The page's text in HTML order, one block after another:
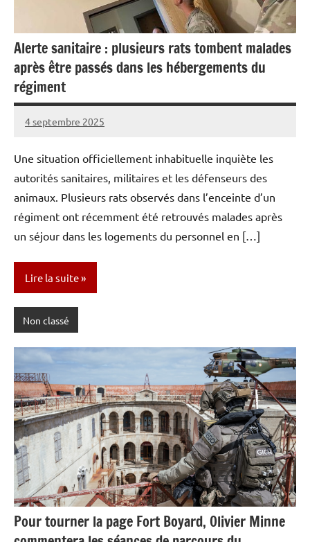
Alerte sanitaire : plusieurs rats tombent malades
après être passés dans les hébergements du
régiment
4 septembre 2025
Caporal
Aucun
Une situation officiellement inhabituelle inquiète les
autorités sanitaires, militaires et les défenseurs des
animaux. Plusieurs rats observés dans l’enceinte d’un
régiment ont récemment été retrouvés malades après
un séjour dans les logements du personnel en […]
Lire la suite
Non classé
Pour tourner la page Fort Boyard, Olivier Minne